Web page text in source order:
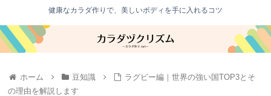
健康なカラダ作りで、美しいボディを手に入れるコツ
ホーム 豆知識
ラグビー編｜世界の強い国TOP3とそ
の理由を解説します